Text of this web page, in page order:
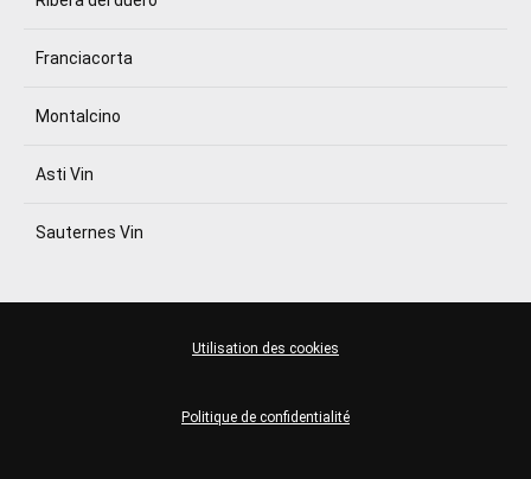
Franciacorta
Montalcino
Asti Vin
Sauternes Vin
Politique de confidentialité
Utilisation des cookies